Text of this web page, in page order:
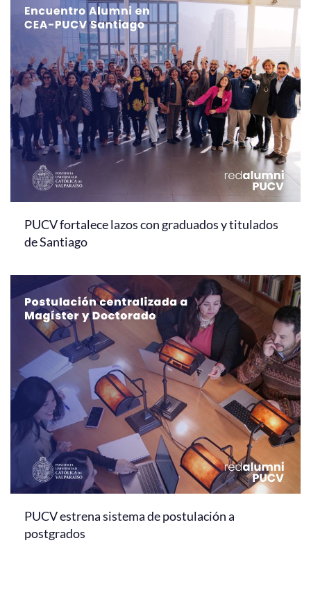
PUCV fortalece lazos con graduados y titulados
de Santiago
PUCV estrena sistema de postulación a
postgrados